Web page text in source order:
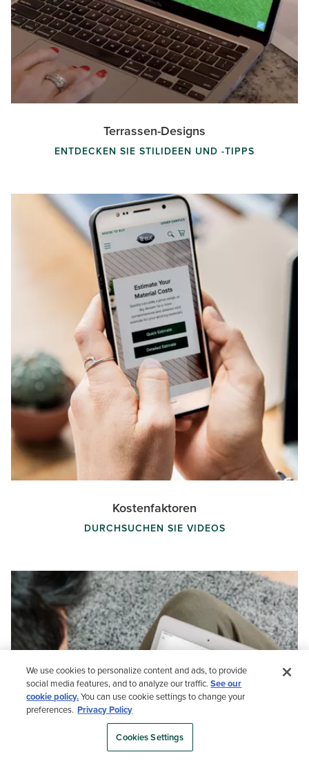
Terrassen-Designs
ENTDECKEN SIE STILIDEEN UND -TIPPS
Kostenfaktoren
DURCHSUCHEN SIE VIDEOS
We use cookies to personalize content and ads, to provide
social media features, and to analyze our traffic.See our
cookie policy.You can use cookie settings to change your
preferences. Privacy Policy
Cookies Settings